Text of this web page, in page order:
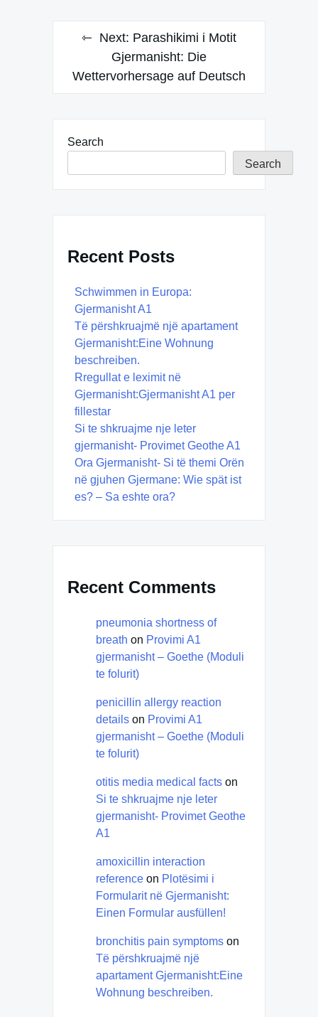
Next: Parashikimi i Motit
Gjermanisht: Die
Wettervorhersage auf Deutsch
Search
Search
Recent Posts
Schwimmen in Europa:
Gjermanisht A1
Të përshkruajmë një apartament
Gjermanisht:Eine Wohnung
beschreiben.
Rregullat e leximit në
Gjermanisht:Gjermanisht A1 per
fillestar
Si te shkruajme nje leter
gjermanisht- Provimet Geothe A1
Ora Gjermanisht- Si të themi Orën
në gjuhen Gjermane: Wie spät ist
es? – Sa eshte ora?
Recent Comments
pneumonia shortness of
breath on Provimi A1
gjermanisht – Goethe (Moduli
te folurit)
penicillin allergy reaction
details on Provimi A1
gjermanisht – Goethe (Moduli
te folurit)
otitis media medical facts on
Si te shkruajme nje leter
gjermanisht- Provimet Geothe
A1
amoxicillin interaction
reference on Plotësimi i
Formularit në Gjermanisht:
Einen Formular ausfüllen!
bronchitis pain symptoms on
Të përshkruajmë një
apartament Gjermanisht:Eine
Wohnung beschreiben.